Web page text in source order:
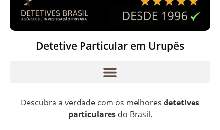
Detetive Particular em Urupês
Descubra a verdade com os melhores detetives
particularesdo Brasil.